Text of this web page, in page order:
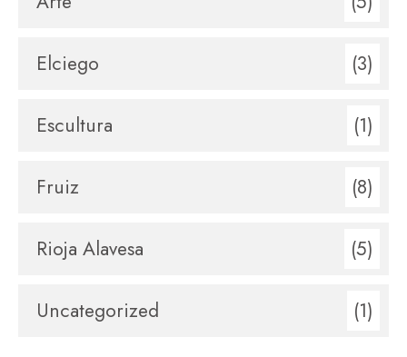
Elciego (3)
Escultura (1)
Fruiz (8)
Rioja Alavesa (5)
Uncategorized (1)